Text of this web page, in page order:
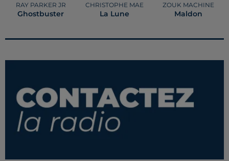
RAY PARKER JR
Ghostbuster
CHRISTOPHE MAE
La Lune
ZOUK MACHINE
Maldon